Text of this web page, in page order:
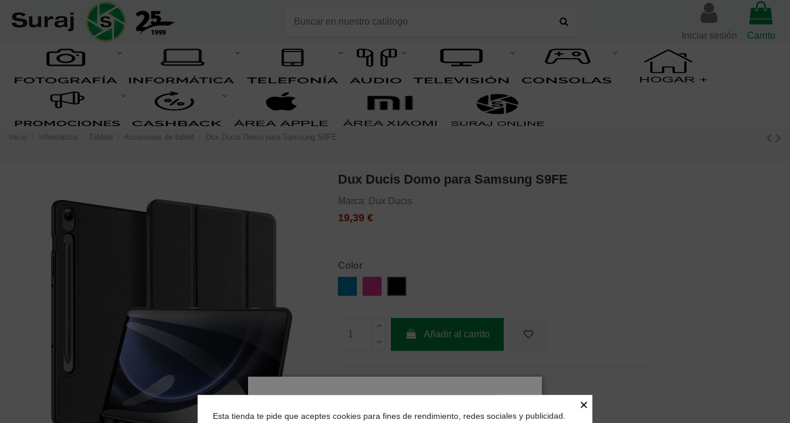
Iniciar sesión Carrito
Inicio Informática Tablets Accesorios de tablet Dux Ducis Domo para Samsung S9FE
Dux Ducis Domo para Samsung S9FE
Marca: Dux Ducis
19,39 €
Color
Añadir al carrito
¿Dónde deseas recibir tu pedido? ×
Esta tienda te pide que aceptes cookies para fines de rendimiento, redes sociales y publicidad.